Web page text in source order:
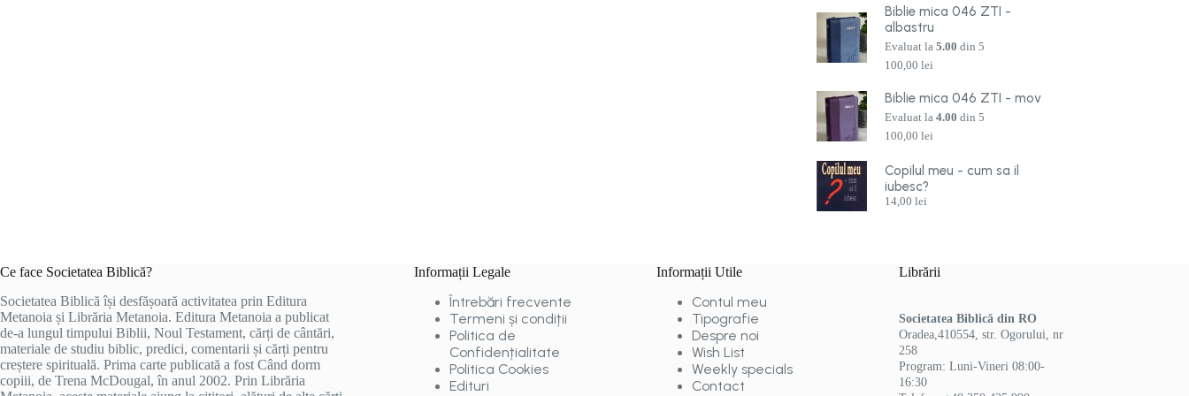
Biblie mica 046 ZTI -
albastru
Evaluat la5.00 din 5
100,00lei
Biblie mica 046 ZTI - mov
Evaluat la4.00 din 5
100,00lei
Copilul meu - cum sa il
iubesc?
14,00lei
Ce face Societatea Biblică?
Societatea Biblică își desfășoară activitatea prin Editura
Metanoia și Librăria Metanoia. Editura Metanoia a publicat
de-a lungul timpului Biblii, Noul Testament, cărți de cântări,
materiale de studiu biblic, predici, comentarii și cărți pentru
creștere spirituală. Prima carte publicată a fost Când dorm
copiii, de Trena McDougal, în anul 2002. Prin Librăria
Informații Legale
Întrebări frecvente
Termeni și condiții
Politica de
Confidențialitate
Politica Cookies
Edituri
Informații Utile
Contul meu
Tipografie
Despre noi
Wish List
Weekly specials
Contact
Librării
Societatea Biblică din RO
Oradea,410554, str. Ogorului, nr
258
Program: Luni-Vineri 08:00-
16:30